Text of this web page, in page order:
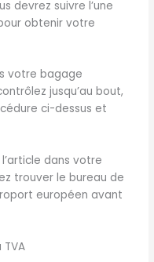
devrez suivre l’une
obtenir votre
votre bagage
jusqu’au bout,
ci-dessus et
dans votre
trouver le bureau de
européen avant